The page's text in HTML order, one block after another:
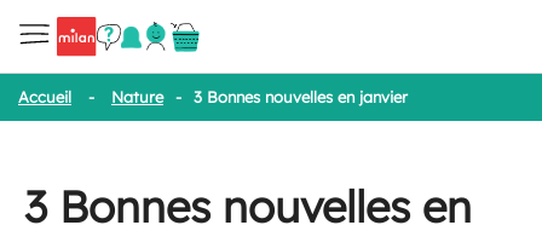
Accueil - Nature - 3 Bonnes nouvelles en janvier
3 Bonnes nouvelles en